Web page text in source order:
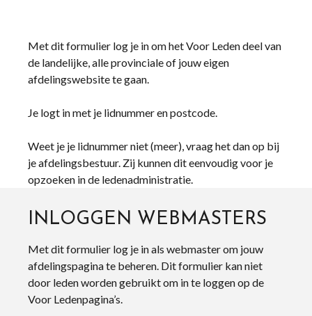
Met dit formulier log je in om het Voor Leden deel van
de landelijke, alle provinciale of jouw eigen
afdelingswebsite te gaan.
Je logt in met je lidnummer en postcode.
Weet je je lidnummer niet (meer), vraag het dan op bij
je afdelingsbestuur. Zij kunnen dit eenvoudig voor je
opzoeken in de ledenadministratie.
INLOGGEN WEBMASTERS
Met dit formulier log je in als webmaster om jouw
afdelingspagina te beheren. Dit formulier kan niet
door leden worden gebruikt om in te loggen op de
Voor Ledenpagina’s.